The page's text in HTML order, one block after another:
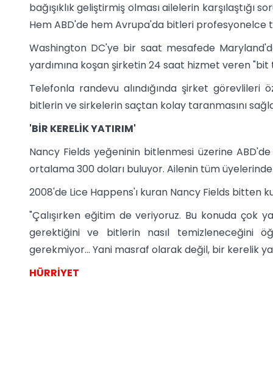
bağışıklık geliştirmiş olması ailelerin karşılaştığı
Hem ABD'de hem Avrupa'da bitleri profesyonelce
Washington DC'ye bir saat mesafede
yardımına koşan şirketin 24 saat hizmet veren
Telefonla randevu alındığında şirket görevlileri
bitlerin ve sirkelerin saçtan kolay taranmasını
'BİR KERELİK YATIRIM'
Nancy Fields yeğeninin bitlenmesi üzerine
ortalama 300 doları buluyor. Ailenin tüm
2008'de Lice Happens'ı kuran Nancy Fields bitten
"Çalışırken eğitim de veriyoruz. Bu konuda çok
gerektiğini ve bitlerin nasıl temizleneceğini
gerekmiyor… Yani masraf olarak değil, bir kerelik
HÜRRİYET